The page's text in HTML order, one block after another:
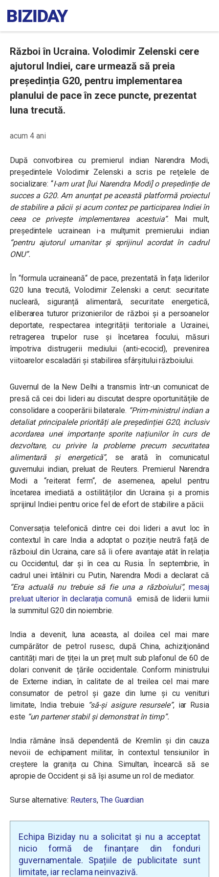
Război în Ucraina. Volodimir Zelenski cere
ajutorul Indiei, care urmează să preia
președinția G20, pentru implementarea
planului de pace în zece puncte, prezentat
luna trecută.
acum 4 ani
După convorbirea cu premierul indian Narendra Modi,
preşedintele Volodimir Zelenski a scris pe reţelele de
socializare: “I-am urat [lui Narendra Modi] o președinție de
succes a G20. Am anunțat pe această platformă proiectul
de stabilire a păcii și acum contez pe participarea Indiei în
ceea ce privește implementarea acestuia”. Mai mult,
președintele ucrainean i-a mulţumit premierului indian
“pentru ajutorul umanitar și sprijinul acordat în cadrul
ONU”.
În “formula ucraineană“de pace, prezentată în fața liderilor
G20 luna trecută, Volodimir Zelenski a cerut: securitate
nucleară, siguranță alimentară, securitate energetică,
eliberarea tuturor prizonierilor de război și a persoanelor
deportate, respectarea integrității teritoriale a Ucrainei,
retragerea trupelor ruse și încetarea focului, măsuri
împotriva distrugerii mediului (anti-ecocid), prevenirea
viitoarelor escaladări și stabilirea sfârșitului războiului.
Guvernul de la New Delhi a transmis într-un comunicat de
presă că cei doi lideri au discutat despre oportunitățile de
consolidare a cooperării bilaterale. “Prim-ministrul indian a
detaliat principalele priorități ale președinției G20, inclusiv
acordarea unei importanțe sporite națiunilor în curs de
dezvoltare, cu privire la probleme precum securitatea
alimentară și energetică”, se arată în comunicatul
guvernului indian, preluat de Reuters. Premierul Narendra
Modi a “reiterat ferm“, de asemenea, apelul pentru
încetarea imediată a ostilităților din Ucraina și a promis
sprijinul Indiei pentru orice fel de efort de stabilire a păcii.
Conversația telefonică dintre cei doi lideri a avut loc în
contextul în care India a adoptat o poziție neutră față de
războiul din Ucraina, care să îi ofere avantaje atât în relația
cu Occidentul, dar și în cea cu Rusia. În septembrie, în
cadrul unei întâlniri cu Putin, Narendra Modi a declarat că
“Era actuală nu trebuie să fie una a războiului“,mesaj
preluat ulterior în declarația comună emisă de liderii lumii
la summitul G20 din noiembrie.
India a devenit, luna aceasta, al doilea cel mai mare
cumpărător de petrol rusesc, după China, achiziţionând
cantități mari de țiței la un preț mult sub plafonul de 60 de
dolari convenit de țările occidentale. Conform ministrului
de Externe indian, în calitate de al treilea cel mai mare
consumator de petrol și gaze din lume şi cu venituri
limitate, India trebuie “să-şi asigure resursele”, iar Rusia
este “un partener stabil și demonstrat în timp”.
India rămâne însă dependentă de Kremlin și din cauza
nevoii de echipament militar, în contextul tensiunilor în
creștere la granița cu China. Simultan, încearcă să se
apropie de Occident și să îşi asume un rol de mediator.
Surse alternative: Reuters, The Guardian
Echipa Biziday nu a solicitat și nu a acceptat
nicio formă de finanțare din fonduri
guvernamentale. Spațiile de publicitate sunt
limitate, iar reclama neinvazivă.